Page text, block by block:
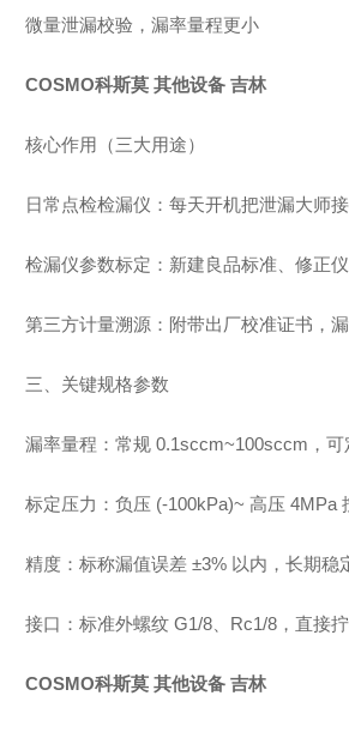
微量泄漏校验，漏率量程更小
COSMO科斯莫 其他设备 吉林
核心作用（三大用途）
日常点检检漏仪：每天开机把泄漏大师
检漏仪参数标定：新建良品标准、修正
第三方计量溯源：附带出厂校准证书，
三、关键规格参数
漏率量程：常规 0.1sccm~100sccm，可
标定压力：负压 (-100kPa)~ 高压 4MPa
精度：标称漏值误差 ±3% 以内，长期
接口：标准外螺纹 G1/8、Rc1/8，直接
COSMO科斯莫 其他设备 吉林